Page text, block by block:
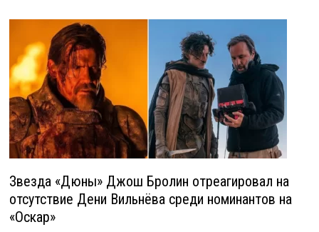
Звезда «Дюны» Джош Бролин отреагировал на
отсутствие Дени Вильнёва среди номинантов на
«Оскар»